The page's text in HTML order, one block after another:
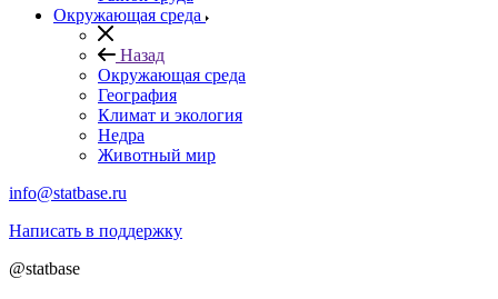
Окружающая среда
Назад
Окружающая среда
География
Климат и экология
Недра
Животный мир
info@statbase.ru
Написать в поддержку
@statbase